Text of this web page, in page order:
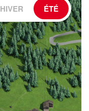
HIVER ÉTÉ